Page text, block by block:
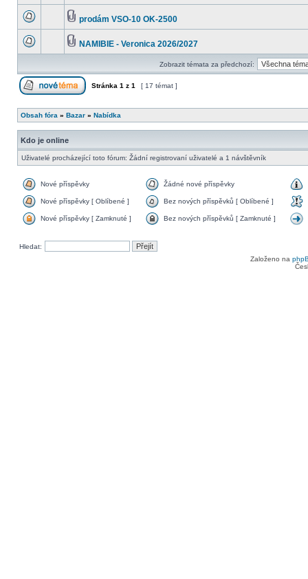
prodám VSO-10 OK-2500
NAMIBIE - Veronica 2026/2027
Zobrazit témata za předchozí:
Stránka 1 z 1 [ 17 témat ]
Obsah fóra » Bazar » Nabídka
Kdo je online
Uživatelé procházející toto fórum: Žádní registrovaní uživatelé a 1 návštěvník
Nové příspěvky Žádné nové příspěvky
Nové příspěvky [ Oblíbené ] Bez nových příspěvků [ Oblíbené ]
Nové příspěvky [ Zamknuté ] Bez nových příspěvků [ Zamknuté ]
Hledat:
Založeno na